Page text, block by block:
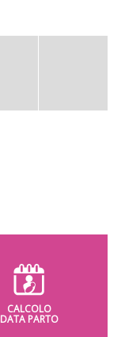
CALCOLO
DATA PARTO